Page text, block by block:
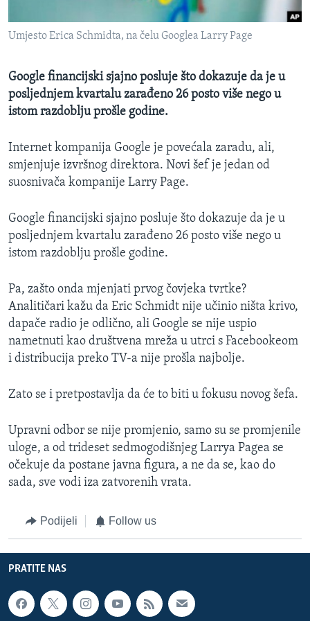
O GLASU AMERIKE
Learning English
PRATITE NAS
Jezici
Umjesto Erica Schmidta, na čelu Googlea Larry Page
Google financijski sjajno posluje što dokazuje da je u
posljednjem kvartalu zarađeno 26 posto više nego u
istom razdoblju prošle godine.
Internet kompanija Google je povećala zaradu, ali,
smjenjuje izvršnog direktora. Novi šef je jedan od
suosnivača kompanije Larry Page.
Google financijski sjajno posluje što dokazuje da je u
posljednjem kvartalu zarađeno 26 posto više nego u
istom razdoblju prošle godine.
Pa, zašto onda mjenjati prvog čovjeka tvrtke?
Analitičari kažu da Eric Schmidt nije učinio ništa krivo,
dapače radio je odlično, ali Google se nije uspio
nametnuti kao društvena mreža u utrci s Facebookeom
i distribucija preko TV-a nije prošla najbolje.
Zato se i pretpostavlja da će to biti u fokusu novog šefa.
Upravni odbor se nije promjenio, samo su se promjenile
uloge, a od trideset sedmogodišnjeg Larrya Pagea se
očekuje da postane javna figura, a ne da se, kao do
sada, sve vodi iza zatvorenih vrata.
Podijeli Follow us
PRATITE NAS